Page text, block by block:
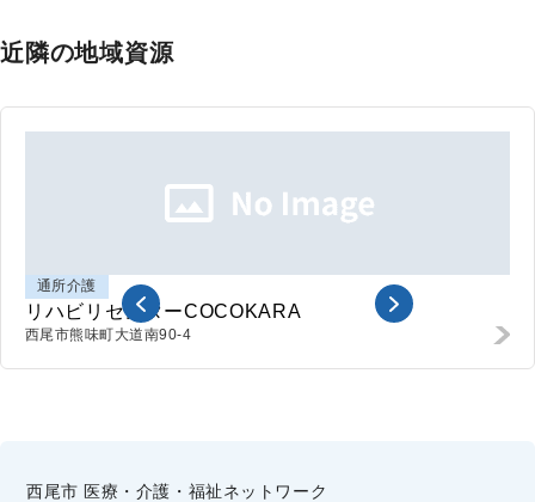
近隣の地域資源
通所介護
リハビリセンターCOCOKARA
西尾市熊味町大道南90-4
西尾市 医療・介護・福祉ネットワーク